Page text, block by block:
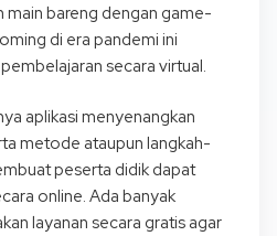
main bareng dengan game-
di era pandemi ini
secara virtual.
aplikasi menyenangkan
metode ataupun langkah-
peserta didik dapat
online. Ada banyak
layanan secara gratis agar